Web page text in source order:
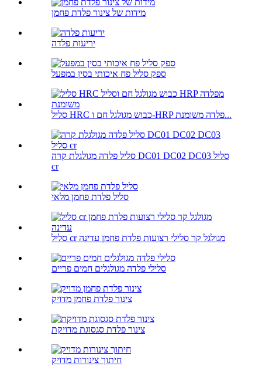
מידות של צינור פלדת פחמן
יריעות פלדה
ספק סליל פח איכותי בסין במפעל
סליל HRC כבוש מגולגל חם ו-HRP פלדה משומנת...
סליל פלדה מגולגלת קרה DC01 DC02 DC03 סליל
cr
סליל פלדת פחמן מלאי
סליל cr מגולגל קר סלילי רצועות פלדת פחמן עדינה
סלילי פלדה מגולגלים חמים פריים
צינור פלדת פחמן מדויק
צינור פלדת סגסוגת מדויקת
חיתוך צינורות מדויק